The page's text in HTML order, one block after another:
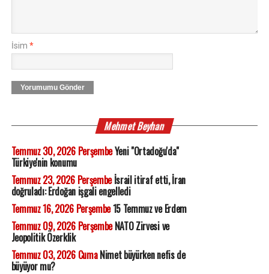
İsim *
Yorumumu Gönder
Mehmet Beyhan
Temmuz 30, 2026 PerşembeYeni "Ortadoğu'da"
Türkiye'nin konumu
Temmuz 23, 2026 Perşembeİsrail itiraf etti, İran
doğruladı: Erdoğan işgali engelledi
Temmuz 16, 2026 Perşembe15 Temmuz ve Erdem
Temmuz 09, 2026 PerşembeNATO Zirvesi ve
Jeopolitik Özerklik
Temmuz 03, 2026 CumaNimet büyürken nefis de
büyüyor mu?